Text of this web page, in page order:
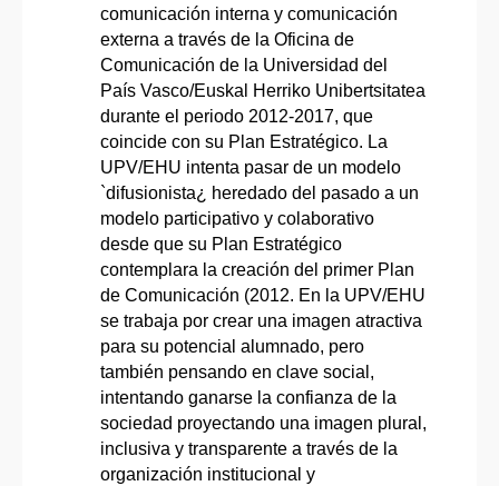
comunicación interna y comunicación
externa a través de la Oficina de
Comunicación de la Universidad del
País Vasco/Euskal Herriko Unibertsitatea
durante el periodo 2012-2017, que
coincide con su Plan Estratégico. La
UPV/EHU intenta pasar de un modelo
`difusionista¿ heredado del pasado a un
modelo participativo y colaborativo
desde que su Plan Estratégico
contemplara la creación del primer Plan
de Comunicación (2012. En la UPV/EHU
se trabaja por crear una imagen atractiva
para su potencial alumnado, pero
también pensando en clave social,
intentando ganarse la confianza de la
sociedad proyectando una imagen plural,
inclusiva y transparente a través de la
organización institucional y